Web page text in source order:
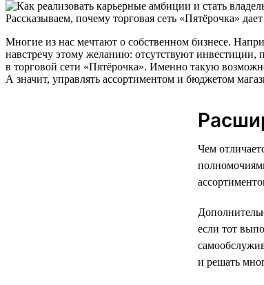
Рассказываем, почему торговая сеть «Пятёрочка»
Многие из нас мечтают о собственном бизнесе.
навстречу этому желанию: отсутствуют инвестиции,
в торговой сети «Пятёрочка». Именно такую
А значит, управлять ассортиментом и бюджетом
Чем
если тот
и решать